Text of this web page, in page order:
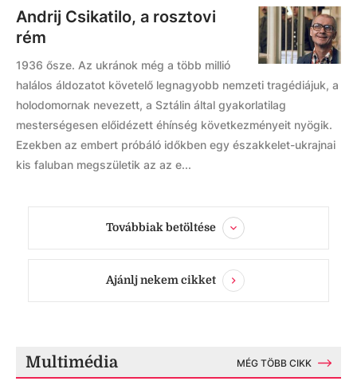
Andrij Csikatilo, a rosztovi
rém
1936 ősze. Az ukránok még a több millió
halálos áldozatot követelő legnagyobb nemzeti tragédiájuk, a
holodomornak nevezett, a Sztálin által gyakorlatilag
mesterségesen előidézett éhínség következményeit nyögik.
Ezekben az embert próbáló időkben egy északkelet-ukrajnai
kis faluban megszületik az az e...
Továbbiak betöltése
Ajánlj nekem cikket
Multimédia MÉG TÖBB CIKK